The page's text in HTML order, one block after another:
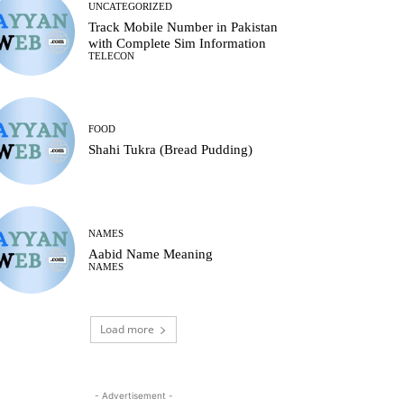
UNCATEGORIZED
Track Mobile Number in Pakistan
with Complete Sim Information
TELECON
FOOD
Shahi Tukra (Bread Pudding)
NAMES
Aabid Name Meaning
NAMES
Load more
- Advertisement -